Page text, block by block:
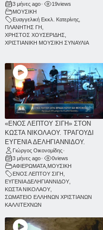
3 μήνες ago• 19views
ΜΟΥΣΙΚΗ
Ευαγγελική Εκκλ. Κατερίνης
ΠΛΑΝΗΤΗΣ ΓΗ
ΧΡΗΣΤΟΣ ΧΟΥΣΕΡΙΔΗΣ
ΧΡΙΣΤΙΑΝΙΚΗ ΜΟΥΣΙΚΗ ΣΥΝΑΥΛΙΑ
«ΕΝΟΣ ΛΕΠΤΟΥ ΣΙΓΗ» ΣΤΟΝ
ΚΩΣΤΑ ΝΙΚΟΛΑΟΥ. ΤΡΑΓΟΥΔΙ
ΕΥΓΕΝΙΑ ΔΕΛΗΓΙΑΝΝΙΔΟΥ.
Γιώργος Οικονομίδης•
3 μήνες ago• 0views
ΑΦΙΕΡΩΜΑΤΑ ΜΟΥΣΙΚΗ
ΕΝΟΣ ΛΕΠΤΟΥ ΣΙΓΗ
ΕΥΓΕΝΙΑ ΔΕΛΗΓΙΑΝΝΙΔΟΥ
ΚΩΣΤΑ ΝΙΚΟΛΑΟΥ
ΣΩΜΑΤΕΙΟ ΕΛΛΗΝΩΝ ΧΡΙΣΤΙΑΝΩΝ
ΚΑΛΛΙΤΕΧΝΩΝ